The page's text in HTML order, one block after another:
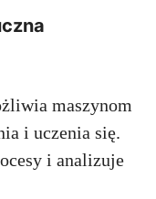
maszynom
i uczenia się.
i analizuje